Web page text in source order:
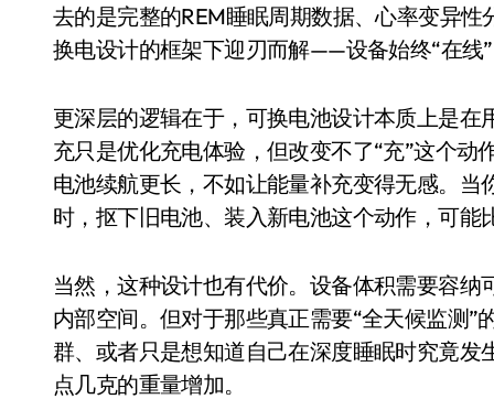
对不起胖东来，我先不学了——永辉
小米涨价！K90跳上3099，小米17
长鑫上市只是开胃菜：合肥正在下
耳机低音像白开水？90%的人第一步
Xbox 360 游戏终于要登 PC，光盘
AirTag 新版到底香不香？一篇帮你
苹果三星偷偷在用的“无感切换”，索
去的是完整的REM睡眠周期数据、心率变异
换电设计的框架下迎刃而解——设备始终“在线”
更深层的逻辑在于，可换电池设计本质上是在
充只是优化充电体验，但改变不了“充”这个
电池续航更长，不如让能量补充变得无感。
时，抠下旧电池、装入新电池这个动作，可能
当然，这种设计也有代价。设备体积需要容
内部空间。但对于那些真正需要“全天候监测
群、或者只是想知道自己在深度睡眠时究竟
点几克的重量增加。